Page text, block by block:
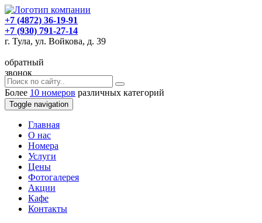
+7 (4872) 36-19-91
+7 (930) 791-27-14
г. Тула, ул. Войкова, д. 39
обратный
звонок
Более 10 номеров различных категорий
Toggle navigation
Главная
O нас
Номера
Услуги
Цены
Фотогалерея
Акции
Кафе
Контакты